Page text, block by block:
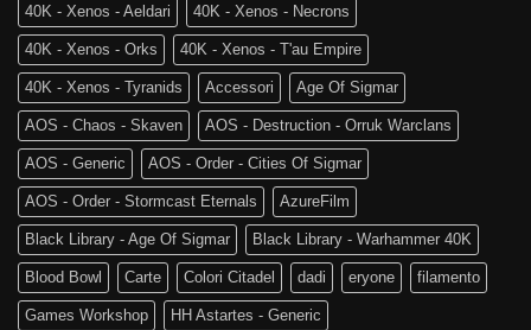
40K - Xenos - Aeldari 40K - Xenos - Necrons
40K - Xenos - Orks 40K - Xenos - T'au Empire
40K - Xenos - Tyranids Accessori Age Of Sigmar
AOS - Chaos - Skaven AOS - Destruction - Orruk Warclans
AOS - Generic AOS - Order - Cities Of Sigmar
AOS - Order - Stormcast Eternals AzureFilm
Black Library - Age Of Sigmar Black Library - Warhammer 40K
Blood Bowl Carte Colori Citadel dadi eryone filamento
Games Workshop HH Astartes - Generic